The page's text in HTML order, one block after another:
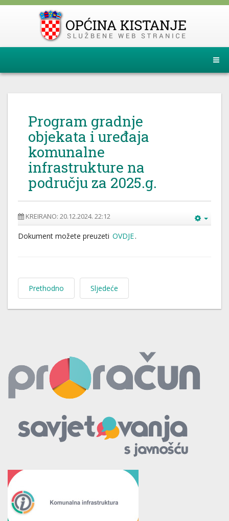
Program gradnje
objekata i uređaja
komunalne
infrastrukture na
području za 2025.g.
KREIRANO: 20.12.2024. 22:12
Dokument možete preuzeti OVDJE.
Prethodno Sljedeće